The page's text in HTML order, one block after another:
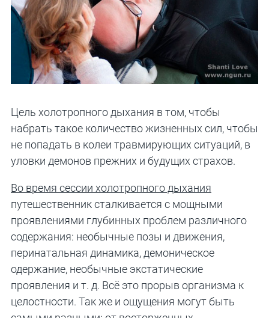
Цель холотропного дыхания в том, чтобы
набрать такое количество жизненных сил, чтобы
не попадать в колеи травмирующих ситуаций, в
уловки демонов прежних и будущих страхов.
Во время сессии холотропного дыхания
путешественник сталкивается с мощными
проявлениями глубинных проблем различного
содержания: необычные позы и движения,
перинатальная динамика, демоническое
одержание, необычные экстатические
проявления и т. д. Всё это прорыв организма к
целостности. Так же и ощущения могут быть